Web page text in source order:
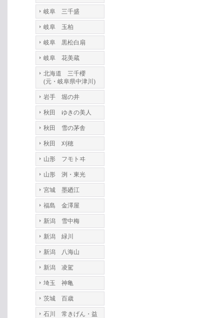
岐阜 三千盛
岐阜 玉柏
岐阜 黒松白扇
岐阜 花美蔵
北海道 三千櫻
(元・岐阜県中津川)
岩手 堀の井
秋田 ゆきの美人
秋田 雪の茅舎
秋田 刈穂
山形 フモトヰ
山形 洌・東光
宮城 墨廼江
福島 金澤屋
新潟 雪中梅
新潟 緑川
新潟 八海山
新潟 凌駕
埼玉 神亀
茨城 百歳
石川 常きげん・益